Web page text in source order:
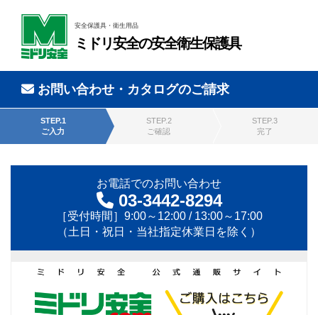
安全保護具・衛生用品
ミドリ安全の安全衛生保護具
お問い合わせ・カタログのご請求
STEP.1
ご入力
STEP.2
ご確認
STEP.3
完了
お電話でのお問い合わせ
03-3442-8294
［受付時間］9:00～12:00 / 13:00～17:00
（土日・祝日・当社指定休業日を除く）